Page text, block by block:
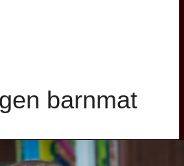
barnmat